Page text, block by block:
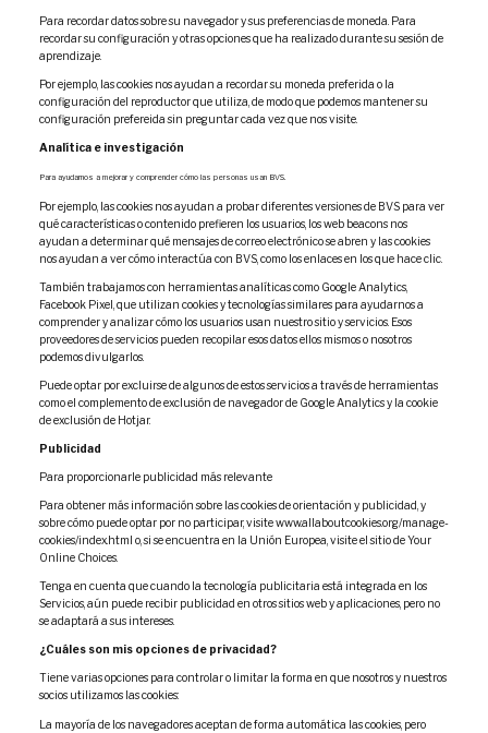
Para recordar datos sobre su navegador y sus preferencias de moneda. Para
recordar su configuración y otras opciones que ha realizado durante su sesión de
aprendizaje.
Por ejemplo, las cookies nos ayudan a recordar su moneda preferida o la
configuración del reproductor que utiliza, de modo que podemos mantener su
configuración prefereida sin preguntar cada vez que nos visite.
Analítica e investigación
Para ayudarnos a mejorar y comprender cómo las personas usan BVS.
Por ejemplo, las cookies nos ayudan a probar diferentes versiones de BVS para ver
qué características o contenido prefieren los usuarios, los web beacons nos
ayudan a determinar qué mensajes de correo electrónico se abren y las cookies
nos ayudan a ver cómo interactúa con BVS, como los enlaces en los que hace clic.
También trabajamos con herramientas analíticas como Google Analytics,
Facebook Pixel, que utilizan cookies y tecnologías similares para ayudarnos a
comprender y analizar cómo los usuarios usan nuestro sitio y servicios. Esos
proveedores de servicios pueden recopilar esos datos ellos mismos o nosotros
podemos divulgarlos.
Puede optar por excluirse de algunos de estos servicios a través de herramientas
como el complemento de exclusión de navegador de Google Analytics y la cookie
de exclusión de Hotjar.
Publicidad
Para proporcionarle publicidad más relevante
Para obtener más información sobre las cookies de orientación y publicidad, y
sobre cómo puede optar por no participar, visite www.allaboutcookies.org/manage-
cookies/index.html o, si se encuentra en la Unión Europea, visite el sitio de Your
Online Choices.
Tenga en cuenta que cuando la tecnología publicitaria está integrada en los
Servicios, aún puede recibir publicidad en otros sitios web y aplicaciones, pero no
se adaptará a sus intereses.
¿Cuáles son mis opciones de privacidad?
Tiene varias opciones para controlar o limitar la forma en que nosotros y nuestros
socios utilizamos las cookies:
La mayoría de los navegadores aceptan de forma automática las cookies, pero